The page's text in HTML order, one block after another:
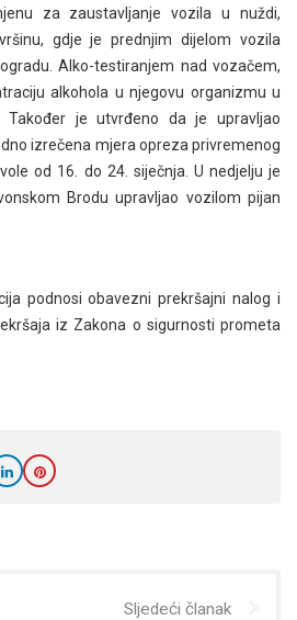
za zaustavljanje vozila u nuždi,
gdje je prednjim dijelom vozila
Alko-testiranjem nad vozačem,
alkohola u njegovu organizmu u
je utvrđeno da je upravljao
izrečena mjera opreza privremenog
od 16. do 24. siječnja. U nedjelju je
Brodu upravljao vozilom pijan
podnosi obavezni prekršajni nalog i
iz Zakona o sigurnosti prometa
Sljedeći članak